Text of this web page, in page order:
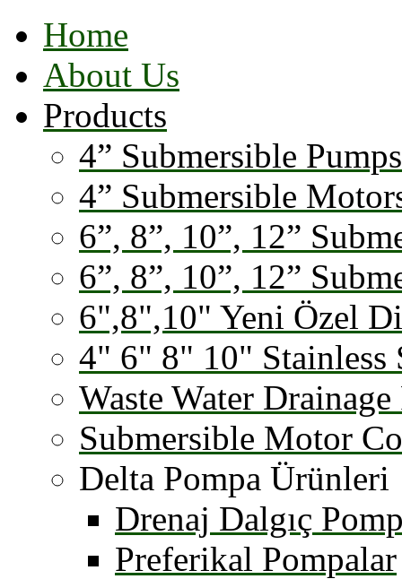
Home
About Us
Products
4” Submersible Pumps
4” Submersible
6”, 8”, 10”, 12”
6”, 8”, 10”, 12”
6",8",10" Yeni Özel
4" 6" 8" 10" Stainless
Waste Water Drainage
Submersible Motor
Delta Pompa Ürünleri
Drenaj Dalgıç
Preferikal Pompalar